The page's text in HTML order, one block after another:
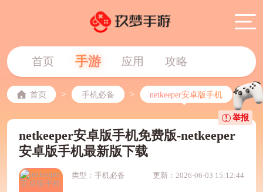
首页 手游 应用 攻略
首页 > 手机必备 > netkeeper安卓版手机
netkeeper安卓版手机免费版-netkeeper
安卓版手机最新版下载
类型：手机必备 更新：2026-06-03 15:12:44
举报